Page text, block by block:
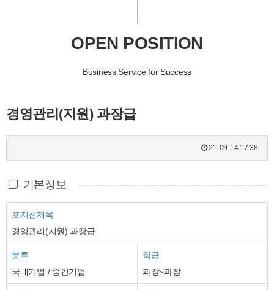
OPEN POSITION
Business Service for Success
경영관리(지원) 과장급
21-09-14 17:38
기본정보
포지션제목
경영관리(지원) 과장급
분류
국내기업 / 중견기업
직급
과장~과장